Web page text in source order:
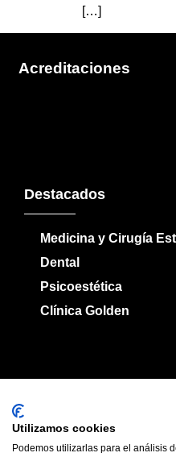
[…]
Acreditaciones
Destacados
Medicina y Cirugía
Dental
Psicoestética
Clínica Golden
Utilizamos cookies
Podemos utilizarlas para el análisis